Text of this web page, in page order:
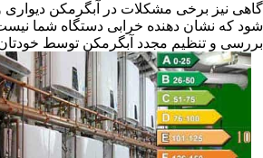
گاهی نیز برخی مشکلات در آبگرمکن دیواری
شود که نشان دهنده خرابی دستگاه شما
بررسی و تنظیم مجدد آبگرمکن توسط